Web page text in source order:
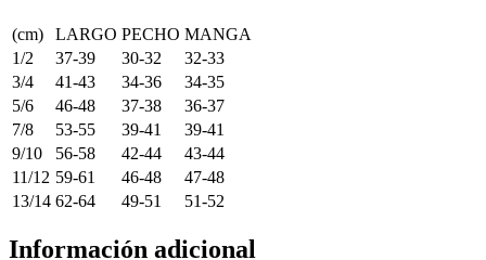
(cm) LARGO PECHO MANGA
1/2
37-39 30-32
32-33
3/4
41-43 34-36
34-35
5/6
46-48 37-38
36-37
7/8
53-55 39-41
39-41
9/10
56-58 42-44
43-44
11/12 59-61 46-48
47-48
13/14 62-64 49-51 51-52
Información adicional